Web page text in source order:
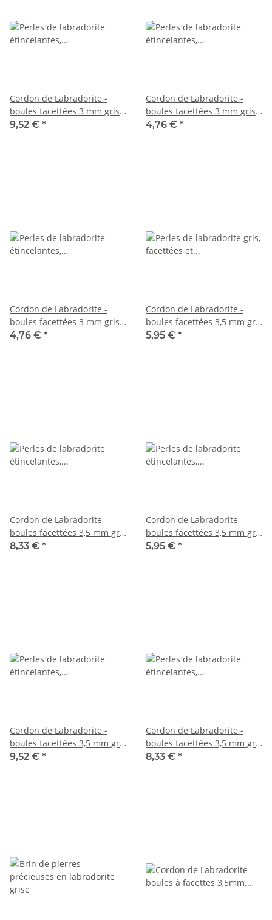
Cordon de Labradorite -
boules facettées 3 mm gris
clair, irisées multicolores,
9,52 € *
Cordon de Labradorite -
boules facettées 3 mm gris
clair, irisées multicolores, 39
4,76 € *
Cordon de Labradorite -
boules facettées 3 mm gris
clair, irisées multicolores, 39
4,76 € *
Cordon de Labradorite -
boules facettées 3,5 mm gris
foncé, longueur 39 cm /6662
5,95 € *
Cordon de Labradorite -
boules facettées 3,5 mm gris
clair, irisées multicolores,
8,33 € *
Cordon de Labradorite -
boules facettées 3,5 mm gris
clair, irisées multicolores,
5,95 € *
Cordon de Labradorite -
boules facettées 3,5 mm gris
clair, irisées multicolores, 39
9,52 € *
Cordon de Labradorite -
boules facettées 3,5 mm gris
clair, irisées multicolores, 39
8,33 € *